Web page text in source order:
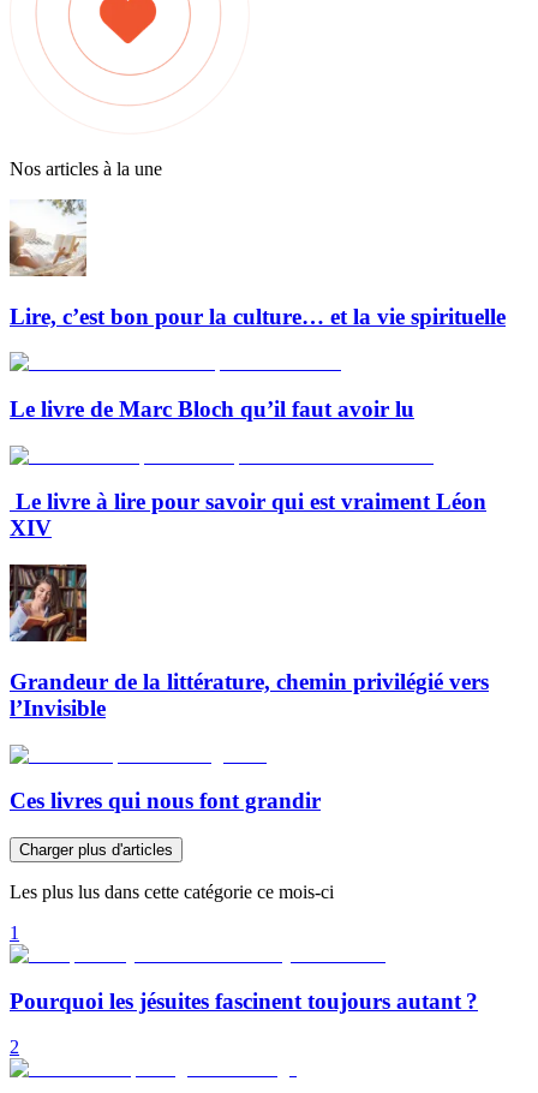
Nos articles à la une
Lire, c’est bon pour la culture… et la vie spirituelle
Le livre de Marc Bloch qu’il faut avoir lu
Le livre à lire pour savoir qui est vraiment Léon
XIV
Grandeur de la littérature, chemin privilégié vers
l’Invisible
Ces livres qui nous font grandir
Charger plus d'articles
Les plus lus dans cette catégorie ce mois-ci
1
Pourquoi les jésuites fascinent toujours autant ?
2